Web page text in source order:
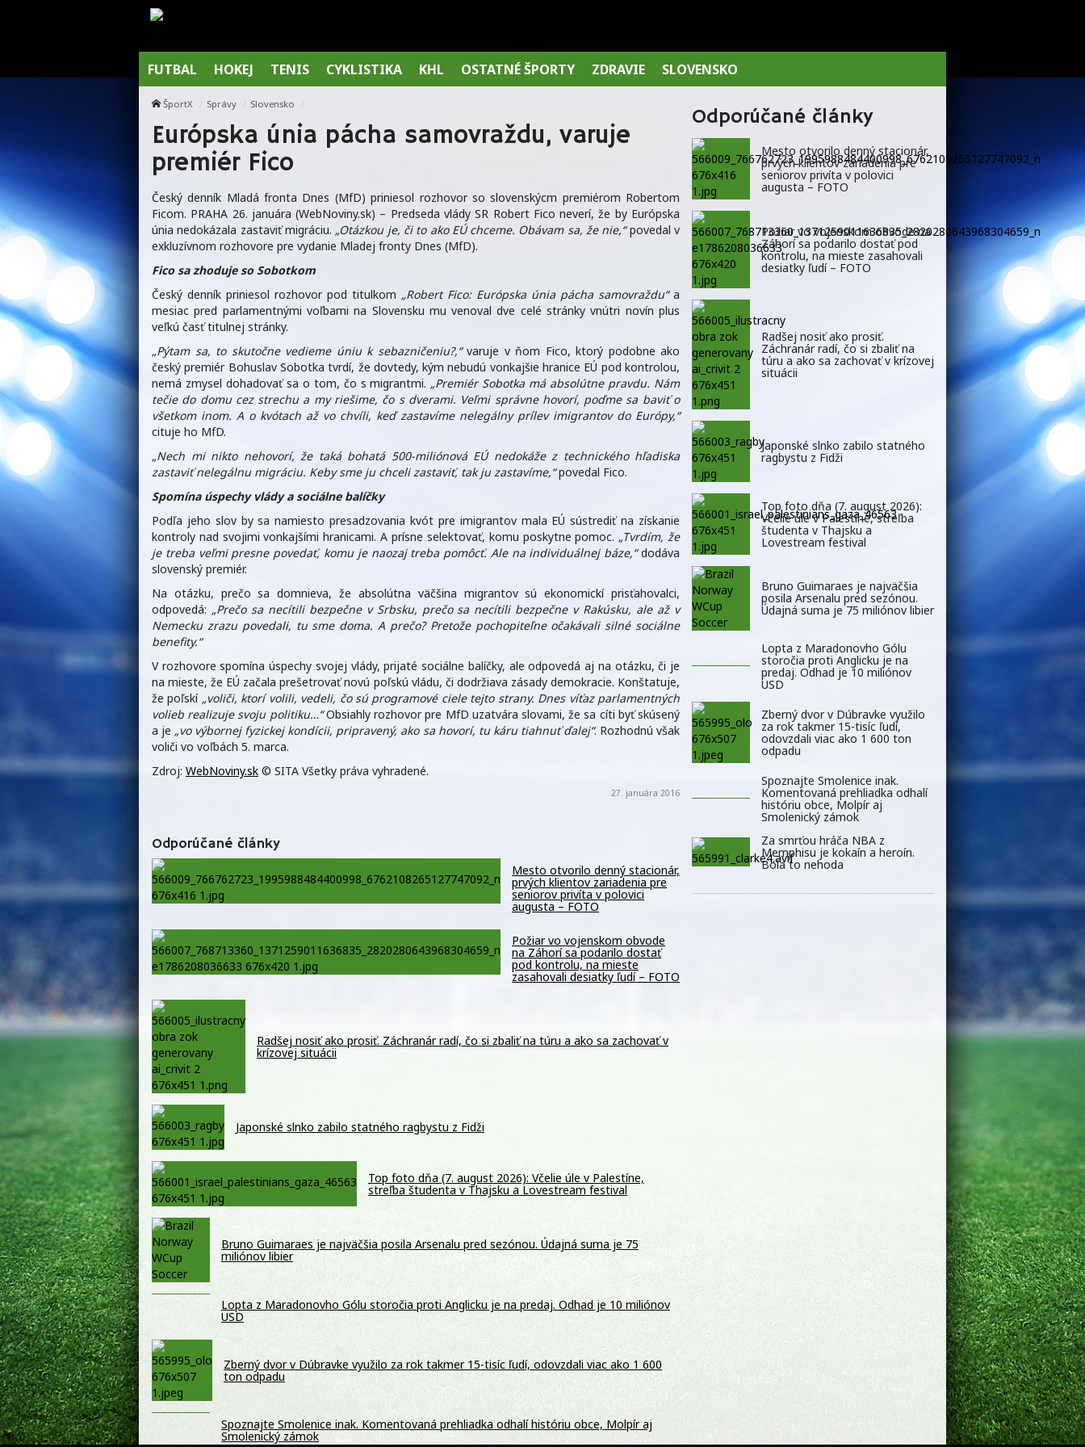
FUTBAL HOKEJ TENIS CYKLISTIKA KHL OSTATNÉ ŠPORTY ZDRAVIE SLOVENSKO
ŠportX Správy Slovensko
Európska únia pácha samovraždu, varuje
premiér Fico
Český denník Mladá fronta Dnes (MfD) priniesol rozhovor so slovenskýcm premiérom Robertom
Ficom. PRAHA 26. januára (WebNoviny.sk) – Predseda vlády SR Robert Fico neverí, že by Európska
únia nedokázala zastaviť migráciu. „Otázkou je, či to ako EÚ chceme. Obávam sa, že nie,“povedal v
exkluzívnom rozhovore pre vydanie Mladej fronty Dnes (MfD).
Fico sa zhoduje so Sobotkom
Český denník priniesol rozhovor pod titulkom „Robert Fico: Európska únia pácha samovraždu“a
mesiac pred parlamentnými voľbami na Slovensku mu venoval dve celé stránky vnútri novín plus
veľkú časť titulnej stránky.
„Pýtam sa, to skutočne vedieme úniu k sebazničeniu?,“varuje v ňom Fico, ktorý podobne ako
český premiér Bohuslav Sobotka tvrdí, že dovtedy, kým nebudú vonkajšie hranice EÚ pod kontrolou,
nemá zmysel dohadovať sa o tom, čo s migrantmi. „Premiér Sobotka má absolútne pravdu. Nám
tečie do domu cez strechu a my riešime, čo s dverami. Veľmi správne hovorí, poďme sa baviť o
všetkom inom. A o kvótach až vo chvíli, keď zastavíme nelegálny prílev imigrantov do Európy,“
cituje ho MfD.
„Nech mi nikto nehovorí, že taká bohatá 500-miliónová EÚ nedokáže z technického hľadiska
zastaviť nelegálnu migráciu. Keby sme ju chceli zastaviť, tak ju zastavíme,“povedal Fico.
Spomína úspechy vlády a sociálne balíčky
Podľa jeho slov by sa namiesto presadzovania kvót pre imigrantov mala EÚ sústrediť na získanie
kontroly nad svojimi vonkajšími hranicami. A prísne selektovať, komu poskytne pomoc. „Tvrdím, že
je treba veľmi presne povedať, komu je naozaj treba pomôcť. Ale na individuálnej báze,“dodáva
slovenský premiér.
Na otázku, prečo sa domnieva, že absolútna väčšina migrantov sú ekonomickí prisťahovalci,
odpovedá: „Prečo sa necítili bezpečne v Srbsku, prečo sa necítili bezpečne v Rakúsku, ale až v
Nemecku zrazu povedali, tu sme doma. A prečo? Pretože pochopiteľne očakávali silné sociálne
benefity.“
V rozhovore spomína úspechy svojej vlády, prijaté sociálne balíčky, ale odpovedá aj na otázku, či je
na mieste, že EÚ začala prešetrovať novú poľskú vládu, či dodržiava zásady demokracie. Konštatuje,
že poľskí „voliči, ktorí volili, vedeli, čo sú programové ciele tejto strany. Dnes víťaz parlamentných
volieb realizuje svoju politiku…“Obsiahly rozhovor pre MfD uzatvára slovami, že sa cíti byť skúsený
a je „vo výbornej fyzickej kondícii, pripravený, ako sa hovorí, tu káru tiahnuť ďalej“. Rozhodnú však
voliči vo voľbách 5. marca.
Zdroj: WebNoviny.sk © SITA Všetky práva vyhradené.
27. januára 2016
Odporúčané články
Mesto otvorilo denný stacionár,
prvých klientov zariadenia pre
seniorov privíta v polovici
augusta – FOTO
Požiar vo vojenskom obvode
na Záhorí sa podarilo dostať
pod kontrolu, na mieste
zasahovali desiatky ľudí – FOTO
Radšej nosiť ako prosiť. Záchranár radí, čo si zbaliť na túru a ako sa zachovať v
krízovej situácii
Japonské slnko zabilo statného ragbystu z Fidži
Top foto dňa (7. august 2026): Včelie úle v Palestíne,
streľba študenta v Thajsku a Lovestream festival
Bruno Guimaraes je najväčšia posila Arsenalu pred sezónou. Údajná suma je 75
miliónov libier
Lopta z Maradonovho Gólu storočia proti Anglicku je na predaj. Odhad je 10 miliónov
USD
Zberný dvor v Dúbravke využilo za rok takmer 15-tisíc ľudí, odovzdali viac ako 1 600
ton odpadu
Spoznajte Smolenice inak. Komentovaná prehliadka odhalí históriu obce, Molpír aj
Smolenický zámok
Odporúčané články
Mesto otvorilo denný stacionár,
prvých klientov zariadenia pre
seniorov privíta v polovici
augusta – FOTO
Požiar vo vojenskom obvode na
Záhorí sa podarilo dostať pod
kontrolu, na mieste zasahovali
desiatky ľudí – FOTO
Radšej nosiť ako prosiť.
Záchranár radí, čo si zbaliť na
túru a ako sa zachovať v krízovej
situácii
Japonské slnko zabilo statného
ragbystu z Fidži
Top foto dňa (7. august 2026):
Včelie úle v Palestíne, streľba
študenta v Thajsku a
Lovestream festival
Bruno Guimaraes je najväčšia
posila Arsenalu pred sezónou.
Údajná suma je 75 miliónov libier
Lopta z Maradonovho Gólu
storočia proti Anglicku je na
predaj. Odhad je 10 miliónov
USD
Zberný dvor v Dúbravke využilo
za rok takmer 15-tisíc ľudí,
odovzdali viac ako 1 600 ton
odpadu
Spoznajte Smolenice inak.
Komentovaná prehliadka odhalí
históriu obce, Molpír aj
Smolenický zámok
Za smrťou hráča NBA z
Memphisu je kokaín a heroín.
Bola to nehoda